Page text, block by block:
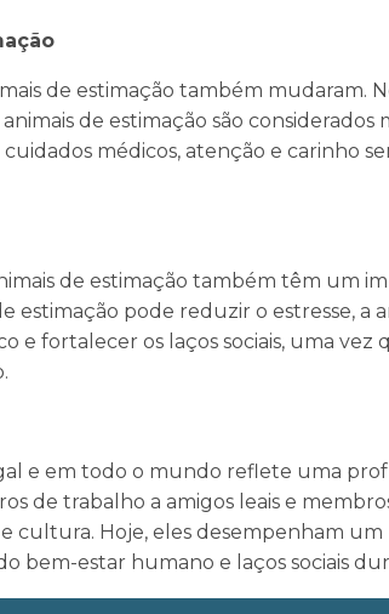
de estimação também mudaram.
de estimação são considerados
médicos, atenção e carinho
de estimação também têm um
estimação pode reduzir o estresse, a
e fortalecer os laços sociais, uma vez
e em todo o mundo reflete uma
de trabalho a amigos leais e
cultura. Hoje, eles desempenham
bem-estar humano e laços sociais